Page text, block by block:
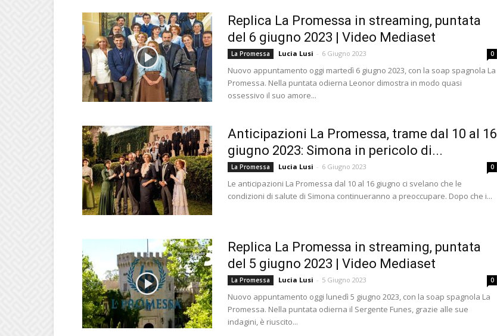
Replica La Promessa in streaming, puntata
del 6 giugno 2023 | Video Mediaset
La Promessa Lucia Lusi - 6 Giugno 2023 0
Nuovo appuntamento oggi martedì 6 giugno 2023, con la soap spagnola La
Promessa. Nella puntata odierna Leonor dimostra in modo quasi
ossessivo il suo amore...
Anticipazioni La Promessa, trame dal 10 al 16
giugno 2023: Simona in pericolo di...
La Promessa Lucia Lusi - 6 Giugno 2023 0
Le anticipazioni La Promessa dal 10 al 16 giugno ci svelano che le
condizioni di salute di Simona continueranno a preoccupare. Dopo che i...
Replica La Promessa in streaming, puntata
del 5 giugno 2023 | Video Mediaset
La Promessa Lucia Lusi - 5 Giugno 2023 0
Nuovo appuntamento oggi lunedì 5 giugno 2023, con la soap spagnola La
Promessa. Nella puntata odierna il Sergente Funes, grazie alle sue
indagini, è riuscito...